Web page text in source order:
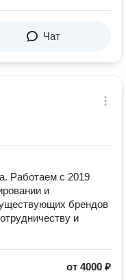
Чат
Работаем с 2019
и
брендов
и
от 4000 ₽